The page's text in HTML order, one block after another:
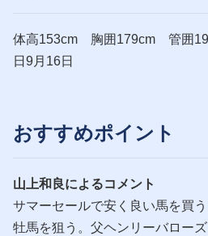
体高153cm 胸囲179cm 管囲
日9月16日
おすすめポイント
山上和良によるコメント
サマーセールで安く良い馬を買
牡馬を狙う。父ヘンリーバロー